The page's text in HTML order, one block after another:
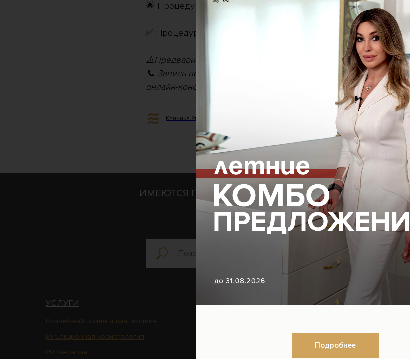
🌟 Процедура была выполнена врачом клиники Professional
✅ Процедура ботулинотерапии проводилась full face, а не
⚠️Предварительно необходима консультация специалиста
📞 Запись по телефону, указанному на
нашем сайтеили
онлайн-консультанта
Клиника Professional-Москва
ИМЕЮТСЯ ПРОТИВОПОКАЗАНИЯ,
18+
УСЛУГИ
Врачебный прием и диагностика
Инъекционная косметология
PRP-терапия
НАВИГАЦИЯ ПО САЙТУ
Подробнее